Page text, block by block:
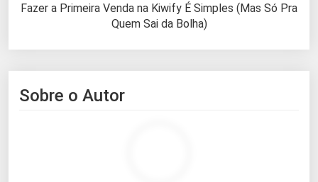
Fazer a Primeira Venda na Kiwify É Simples (Mas Só Pra
Quem Sai da Bolha)
Sobre o Autor